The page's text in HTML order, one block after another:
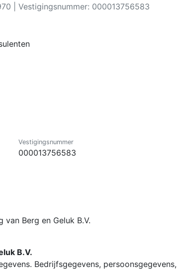
| Vestigingsnummer: 000013756583
Vestigingsnummer
000013756583
Berg en Geluk B.V.
B.V.
Bedrijfsgegevens,